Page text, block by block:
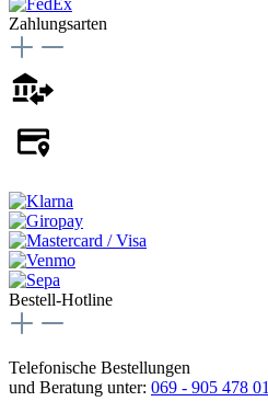
Zahlungsarten
Bestell-Hotline
Telefonische Bestellungen
und Beratung unter: 069 - 905 478 01